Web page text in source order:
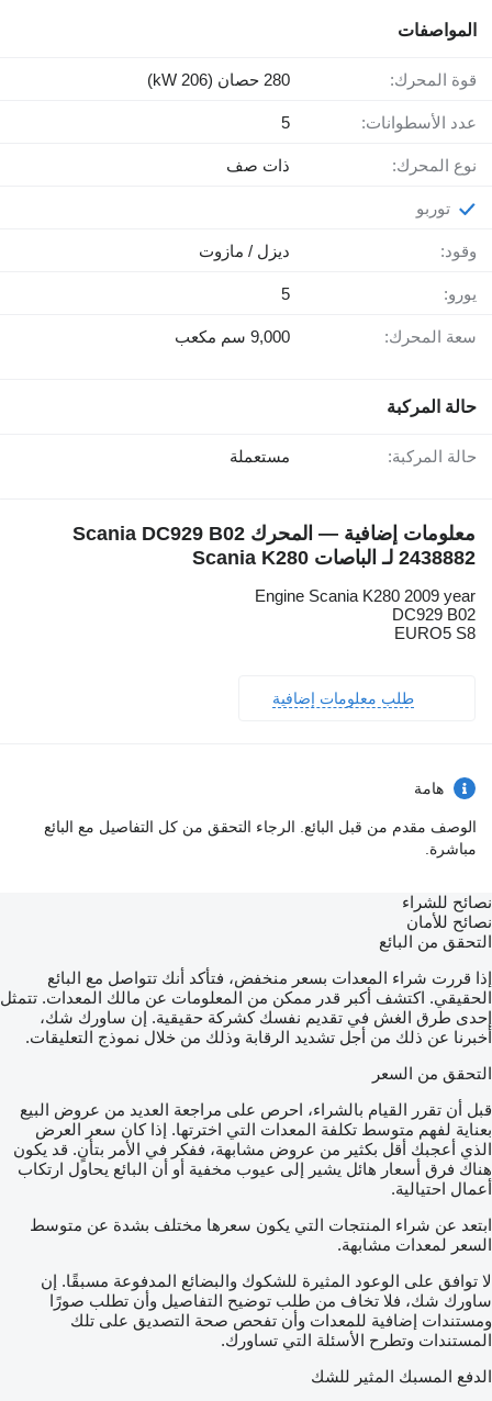
المواصفات
قوة المحرك: 280 حصان (206 kW)
عدد الأسطوانات: 5
نوع المحرك: ذات صف
توربو
وقود: ديزل / مازوت
يورو: 5
سعة المحرك: 9,000 سم مكعب
حالة المركبة
حالة المركبة: مستعملة
معلومات إضافية — المحرك Scania DC929 B02
2438882 لـ الباصات Scania K280
Engine Scania K280 2009 year
DC929 B02
EURO5 S8
طلب معلومات إضافية
هامة
الوصف مقدم من قبل البائع. الرجاء التحقق من كل التفاصيل مع البائع
مباشرة.
نصائح للشراء
نصائح للأمان
التحقق من البائع
إذا قررت شراء المعدات بسعر منخفض، فتأكد أنك تتواصل مع البائع
الحقيقي. اكتشف أكبر قدر ممكن من المعلومات عن مالك المعدات. تتمثل
إحدى طرق الغش في تقديم نفسك كشركة حقيقية. إن ساورك شك،
أخبرنا عن ذلك من أجل تشديد الرقابة وذلك من خلال نموذج التعليقات.
التحقق من السعر
قبل أن تقرر القيام بالشراء، احرص على مراجعة العديد من عروض البيع
بعناية لفهم متوسط تكلفة المعدات التي اخترتها. إذا كان سعر العرض
الذي أعجبك أقل بكثير من عروض مشابهة، ففكر في الأمر بتأنٍ. قد يكون
هناك فرق أسعار هائل يشير إلى عيوب مخفية أو أن البائع يحاول ارتكاب
أعمال احتيالية.
ابتعد عن شراء المنتجات التي يكون سعرها مختلف بشدة عن متوسط
السعر لمعدات مشابهة.
لا توافق على الوعود المثيرة للشكوك والبضائع المدفوعة مسبقًا. إن
ساورك شك، فلا تخاف من طلب توضيح التفاصيل وأن تطلب صورًا
ومستندات إضافية للمعدات وأن تفحص صحة التصديق على تلك
المستندات وتطرح الأسئلة التي تساورك.
الدفع المسبك المثير للشك